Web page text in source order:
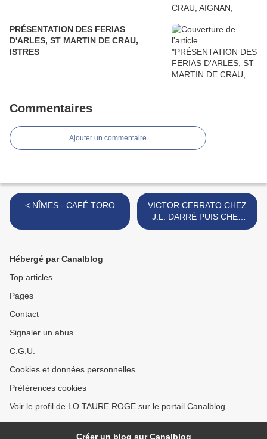
PRÉSENTATION DES FERIAS
D'ARLES, ST MARTIN DE CRAU,
ISTRES
Commentaires
Ajouter un commentaire
< NÎMES - CAFÉ TORO
VICTOR CERRATO CHEZ
J.L. DARRÉ PUIS CHEZ
TARDIEU >
Hébergé par Canalblog
Top articles
Pages
Contact
Signaler un abus
C.G.U.
Cookies et données personnelles
Préférences cookies
Voir le profil de LO TAURE ROGE sur le portail Canalblog
Créer un blog sur Canalblog